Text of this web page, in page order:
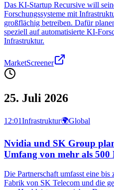
Das KI-Startup Recursive will
Forschungssysteme mit
großflächig betreiben. Dafür
speziell auf automatisierte KI-
Infrastruktur.
MarketScreener
25. Juli 2026
12:01Infrastruktur🌍Global
Nvidia und SK Group
Umfang von mehr als
Die Partnerschaft umfasst eine
Fabrik von SK Telecom und die